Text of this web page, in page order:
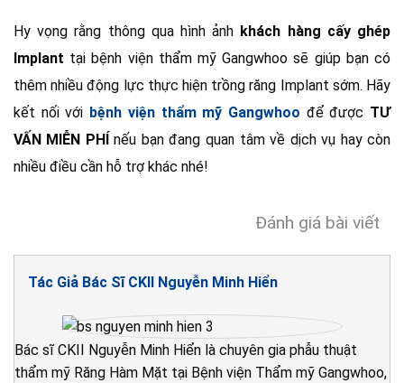
Hy vọng rằng thông qua hình ảnh khách hàng cấy ghép
Implant tại bệnh viện thẩm mỹ Gangwhoo sẽ giúp bạn có
thêm nhiều động lực thực hiện trồng răng Implant sớm. Hãy
kết nối với bệnh viện thẩm mỹ Gangwhoo để được TƯ
VẤN MIỄN PHÍnếu bạn đang quan tâm về dịch vụ hay còn
nhiều điều cần hỗ trợ khác nhé!
Đánh giá bài viết
Tác Giả Bác Sĩ CKII Nguyễn Minh Hiển
Bác sĩ CKII Nguyễn Minh Hiển là chuyên gia phẫu thuật
thẩm mỹ Răng Hàm Mặt tại Bệnh viện Thẩm mỹ Gangwhoo,